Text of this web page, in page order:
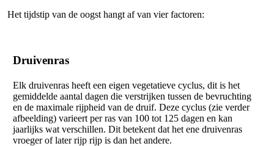
Het tijdstip van de oogst hangt af van vier factoren:
Druivenras
Elk druivenras heeft een eigen vegetatieve cyclus, dit is het
gemiddelde aantal dagen die verstrijken tussen de bevruchting
en de maximale rijpheid van de druif. Deze cyclus (zie verder
afbeelding) varieert per ras van 100 tot 125 dagen en kan
jaarlijks wat verschillen. Dit betekent dat het ene druivenras
vroeger of later rijp rijp is dan het andere.